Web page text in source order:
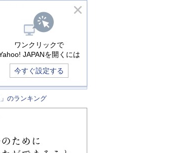
ワンクリックで
JAPANを開くには
今すぐ設定する
のランキング